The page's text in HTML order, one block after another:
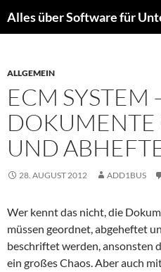
Inhalt
ALLGEMEIN
ECM SYSTEM
DOKUMENTE
UND
28. AUGUST 2012 ADD1BUS
Wer kennt das nicht, die
müssen geordnet, abgeheftet
beschriftet werden, ansonsten
ein großes Chaos. Aber auch